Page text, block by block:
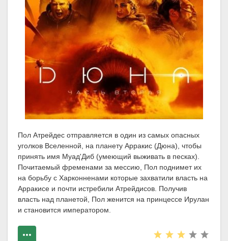
Пол Атрейдес отправляется в один из самых опасных
уголков Вселенной, на планету Арракис (Дюна), чтобы
принять имя Муад'Диб (умеющий выживать в песках).
Почитаемый фременами за мессию, Пол поднимет их
на борьбу с Харконненами которые захватили власть на
Арракисе и почти истребили Атрейдисов. Получив
власть над планетой, Пол женится на принцессе Ирулан
и становится императором.